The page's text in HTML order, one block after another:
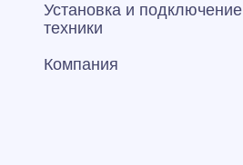
Установка и подключение
техники
Компания